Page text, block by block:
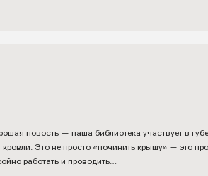
новость — наша библиотека участвует в
Это не просто «починить крышу» — это
работать и проводить…